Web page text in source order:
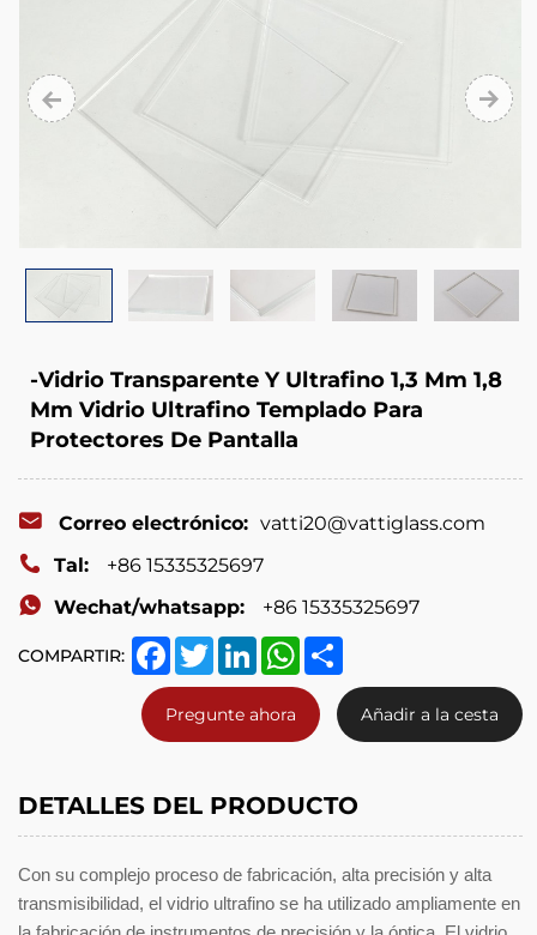
its
complicated
manufacturing
process,
precision
and
high
tranmittance.
-Vidrio Transparente Y Ultrafino 1,3 Mm 1,8
Mm Vidrio Ultrafino Templado Para
Protectores De Pantalla
Correo electrónico: vatti20@vattiglass.com
Tal:
+86 15335325697
Wechat/whatsapp:
+86 15335325697
COMPARTIR: FacebookTwitterLinkedInWhatsApp
Pregunte ahora Añadir a la cesta
DETALLES DEL PRODUCTO
Con su complejo proceso de fabricación, alta precisión y alta
transmisibilidad, el vidrio ultrafino se ha utilizado ampliamente en